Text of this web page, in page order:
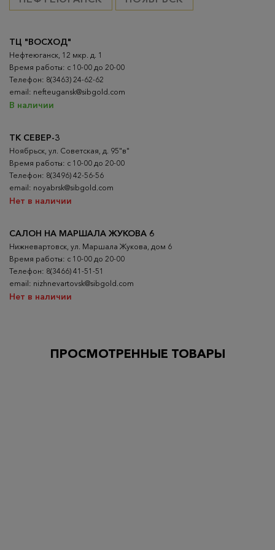
ТК СЕВЕР-3
Ноябрьск, ул. Советская, д. 95"в"
Время работы: с 10-00 до 20-00
Телефон: 8(3496) 42-56-56
email: noyabrsk@sibgold.com
Нет в наличии
ТЦ "ВОСХОД"
Нефтеюганск, 12 мкр. д. 1
Время работы: с 10-00 до 20-00
Телефон: 8(3463) 24-62-62
email: nefteugansk@sibgold.com
В наличии
САЛОН НА МАРШАЛА ЖУКОВА 6
Нижневартовск, ул. Маршала Жукова, дом 6
Время работы: с 10-00 до 20-00
Телефон: 8(3466) 41-51-51
email: nizhnevartovsk@sibgold.com
Нет в наличии
ПРОСМОТРЕННЫЕ ТОВАРЫ